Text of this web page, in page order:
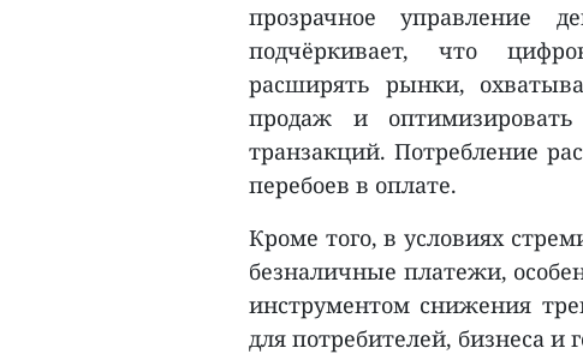
прозрачное
подчёркивает, что
расширять рынки,
продаж и
транзакций. Потребление
перебоев в оплате.
Кроме того, в условиях
безналичные платежи,
инструментом снижения
для потребителей, бизнеса и